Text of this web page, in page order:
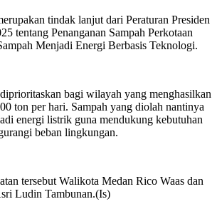
tindak lanjut dari Peraturan Presiden
tentang Penanganan Sampah Perkotaan
Menjadi Energi Berbasis Teknologi.
bagi wilayah yang menghasilkan
ton per hari. Sampah yang diolah nantinya
energi listrik guna mendukung kebutuhan
beban lingkungan.
tersebut Walikota Medan Rico Waas dan
Ludin Tambunan.(Is)